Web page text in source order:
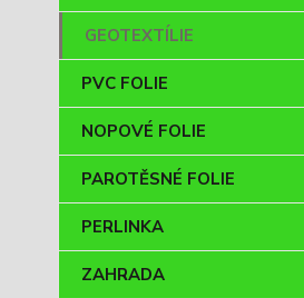
GEOTEXTÍLIE
PVC FOLIE
NOPOVÉ FOLIE
PAROTĚSNÉ FOLIE
PERLINKA
ZAHRADA